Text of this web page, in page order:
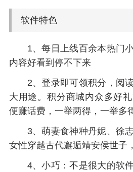
软件特色
1、每日上线百余本热门
内容好看到停不下来
2、登录即可领积分，阅
大用途。积分商城内众多好
便赚话费，一举两得，一举多
3、萌妻食神种丹妮、徐
女性穿越古代邂逅靖安侯世子
4、小巧：不是很大的软